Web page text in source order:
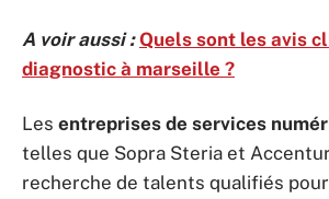
A voir aussi : Quels sont les avis
diagnostic à marseille ?
Les entreprises de services
telles que Sopra Steria et
recherche de talents qualifiés